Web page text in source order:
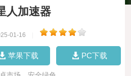
人加速器
01-16
苹果下载 PC下载